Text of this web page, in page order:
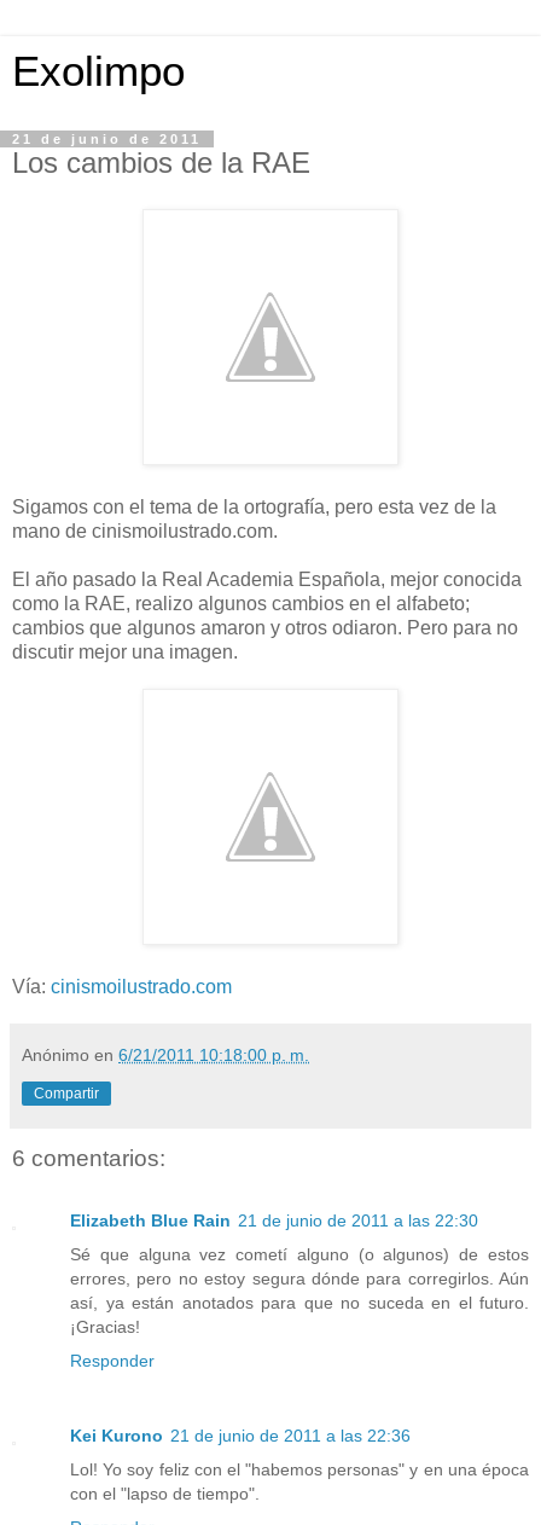
Exolimpo
21 de junio de 2011
Los cambios de la RAE
Sigamos con el tema de la ortografía, pero esta vez de la
mano de cinismoilustrado.com.
El año pasado la Real Academia Española, mejor conocida
como la RAE, realizo algunos cambios en el alfabeto;
cambios que algunos amaron y otros odiaron. Pero para no
discutir mejor una imagen.
Vía: cinismoilustrado.com
Anónimo en 6/21/2011 10:18:00 p. m.
Compartir
6 comentarios:
Elizabeth Blue Rain 21 de junio de 2011 a las 22:30
Sé que alguna vez cometí alguno (o algunos) de estos
errores, pero no estoy segura dónde para corregirlos. Aún
así, ya están anotados para que no suceda en el futuro.
¡Gracias!
Responder
Kei Kurono 21 de junio de 2011 a las 22:36
Lol! Yo soy feliz con el "habemos personas" y en una época
con el "lapso de tiempo".